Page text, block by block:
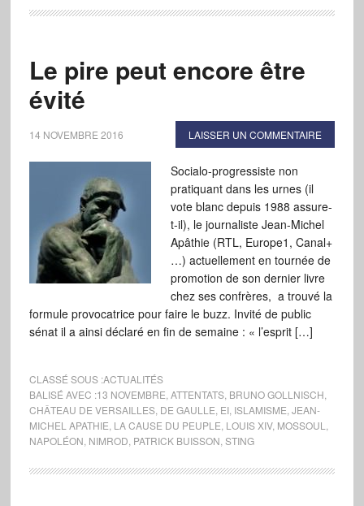
Le pire peut encore être
évité
14 NOVEMBRE 2016 LAISSER UN COMMENTAIRE
Socialo-progressiste non
pratiquant dans les urnes (il
vote blanc depuis 1988 assure-
t-il), le journaliste Jean-Michel
Apâthie (RTL, Europe1, Canal+
…) actuellement en tournée de
promotion de son dernier livre
chez ses confrères, a trouvé la
formule provocatrice pour faire le buzz. Invité de public
sénat il a ainsi déclaré en fin de semaine : « l’esprit […]
CLASSÉ SOUS :ACTUALITÉS
BALISÉ AVEC :13 NOVEMBRE ATTENTATS, BRUNO GOLLNISCH
CHÂTEAU DE VERSAILLES, DE GAULLE EI, ISLAMISME JEAN-
MICHEL APATHIE LA CAUSE DU PEUPLE LOUIS XIV, MOSSOUL
NAPOLÉON NIMROD PATRICK BUISSON STING